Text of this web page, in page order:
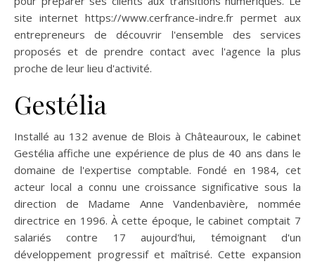
site internet https://www.cerfrance-indre.fr permet aux
entrepreneurs de découvrir l'ensemble des services
proposés et de prendre contact avec l'agence la plus
proche de leur lieu d'activité.
Gestélia
Installé au 132 avenue de Blois à Châteauroux, le cabinet
Gestélia affiche une expérience de plus de 40 ans dans le
domaine de l'expertise comptable. Fondé en 1984, cet
acteur local a connu une croissance significative sous la
direction de Madame Anne Vandenbavière, nommée
directrice en 1996. À cette époque, le cabinet comptait 7
salariés contre 17 aujourd'hui, témoignant d'un
développement progressif et maîtrisé. Cette expansion